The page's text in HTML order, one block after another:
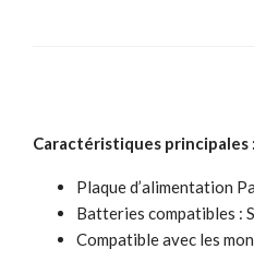
Caractéristiques principales :
Plaque d’alimentation
Batteries compatibles :
Compatible avec les